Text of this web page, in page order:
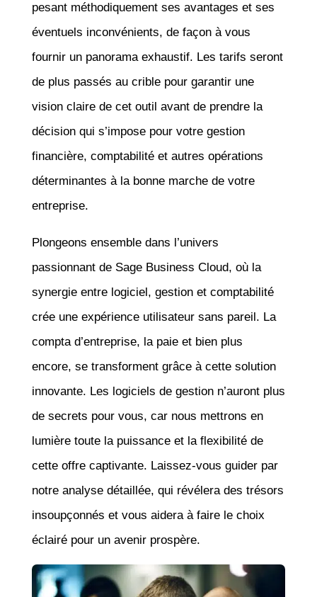
pesant méthodiquement ses avantages et ses
éventuels inconvénients, de façon à vous
fournir un panorama exhaustif. Les tarifs seront
de plus passés au crible pour garantir une
vision claire de cet outil avant de prendre la
décision qui s’impose pour votre gestion
financière, comptabilité et autres opérations
déterminantes à la bonne marche de votre
entreprise.
Plongeons ensemble dans l’univers
passionnant de Sage Business Cloud, où la
synergie entre logiciel, gestion et comptabilité
crée une expérience utilisateur sans pareil. La
compta d’entreprise, la paie et bien plus
encore, se transforment grâce à cette solution
innovante. Les logiciels de gestion n’auront plus
de secrets pour vous, car nous mettrons en
lumière toute la puissance et la flexibilité de
cette offre captivante. Laissez-vous guider par
notre analyse détaillée, qui révélera des trésors
insoupçonnés et vous aidera à faire le choix
éclairé pour un avenir prospère.